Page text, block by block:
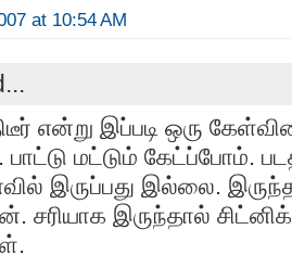
at 10:54 AM
என்று இப்படி ஒரு
பாட்டு மட்டும் கேட்ப்போம்.
இருப்பது இல்லை.
சரியாக இருந்தால்